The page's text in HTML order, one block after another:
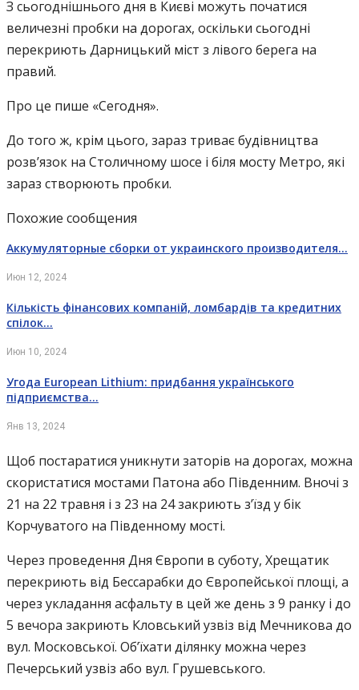
З сьогоднішнього дня в Києві можуть початися
величезні пробки на дорогах, оскільки сьогодні
перекриють Дарницький міст з лівого берега на
правий.
Про це пише «Сегодня».
До того ж, крім цього, зараз триває будівництва
розв’язок на Столичному шосе і біля мосту Метро, ​​які
зараз створюють пробки.
Похожие сообщения
Аккумуляторные сборки от украинского производителя…
Июн 12, 2024
Кількість фінансових компаній, ломбардів та кредитних
спілок…
Июн 10, 2024
Угода European Lithium: придбання українського
підприємства…
Янв 13, 2024
Щоб постаратися уникнути заторів на дорогах, можна
скористатися мостами Патона або Південним. Вночі з
21 на 22 травня і з 23 на 24 закриють з’їзд у бік
Корчуватого на Південному мості.
Через проведення Дня Європи в суботу, Хрещатик
перекриють від Бессарабки до Європейської площі, а
через укладання асфальту в цей же день з 9 ранку і до
5 вечора закриють Кловський узвіз від Мечникова до
вул. Московської. Об’їхати ділянку можна через
Печерський узвіз або вул. Грушевського.